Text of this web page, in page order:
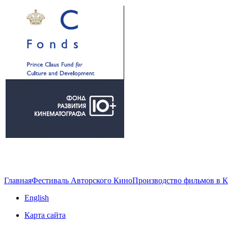
ГлавнаяФестиваль Авторского КиноПроизводство фильмов в
English
Карта сайта